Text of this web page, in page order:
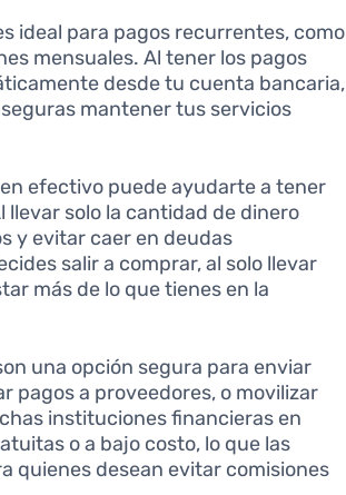
ideal para pagos recurrentes, como
mensuales. Al tener los pagos
desde tu cuenta bancaria,
mantener tus servicios
efectivo puede ayudarte a tener
solo la cantidad de dinero
y evitar caer en deudas
salir a comprar, al solo llevar
más de lo que tienes en la
una opción segura para enviar
pagos a proveedores, o movilizar
instituciones financieras en
o a bajo costo, lo que las
quienes desean evitar comisiones